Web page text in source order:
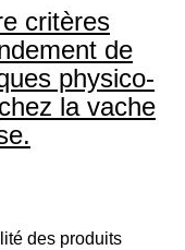
critères
de
physico-
la vache
des produits